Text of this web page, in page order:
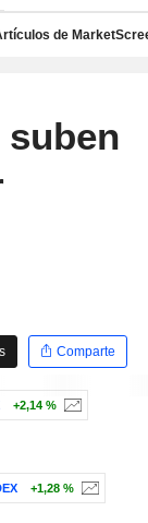
de
suben
Comparte
+2,14 %
+1,28 %